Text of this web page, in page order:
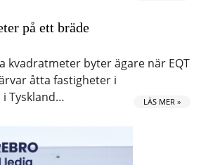
på ett bräde
kvadratmeter byter ägare när EQT
åtta fastigheter i
Tyskland…
LÄS MER »